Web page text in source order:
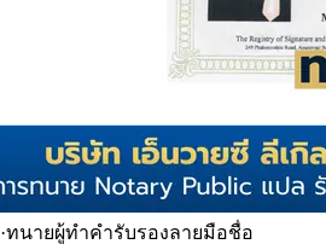
·ทนายผู้ทำคำรับรองลายมือชื่อ